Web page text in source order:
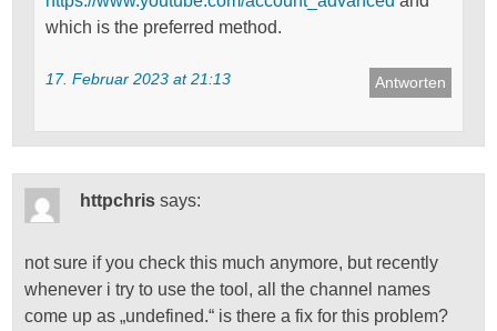
which is the preferred method.
Antworten
17. Februar 2023 at 21:13
httpchris says:
not sure if you check this much anymore, but recently
whenever i try to use the tool, all the channel names
come up as „undefined.“ is there a fix for this problem?